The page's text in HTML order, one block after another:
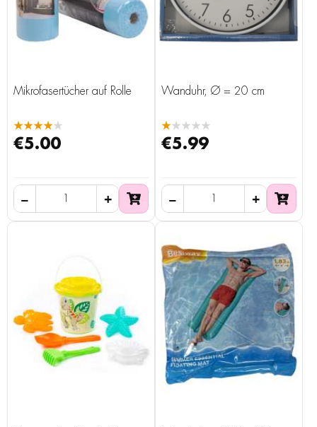
Mikrofasertücher auf Rolle
★★★★★
€5.00
Wanduhr, Ø = 20 cm
★★★★★
€5.99